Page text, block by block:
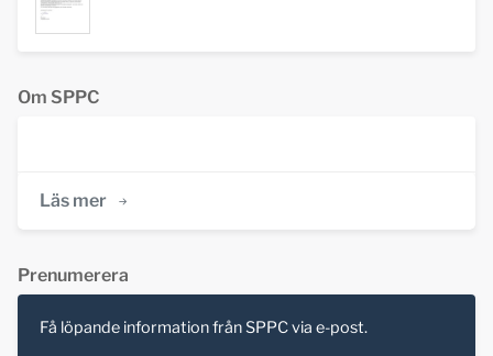
Om SPPC
Läs mer
Prenumerera
Få löpande information från SPPC via e-post.